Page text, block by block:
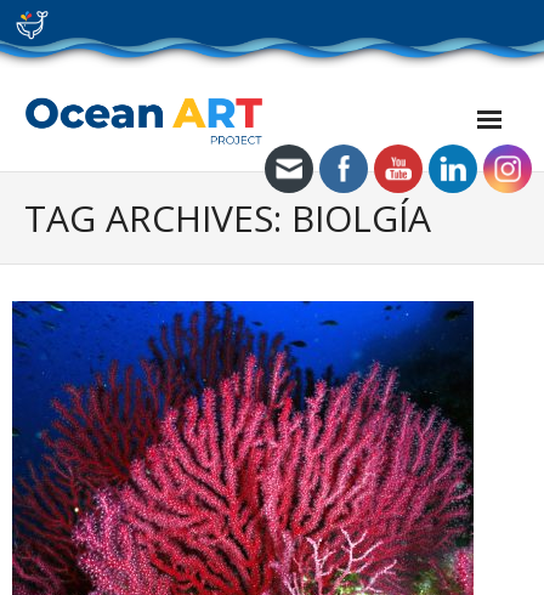
Skip
to
content
TAG ARCHIVES: BIOLGÍA